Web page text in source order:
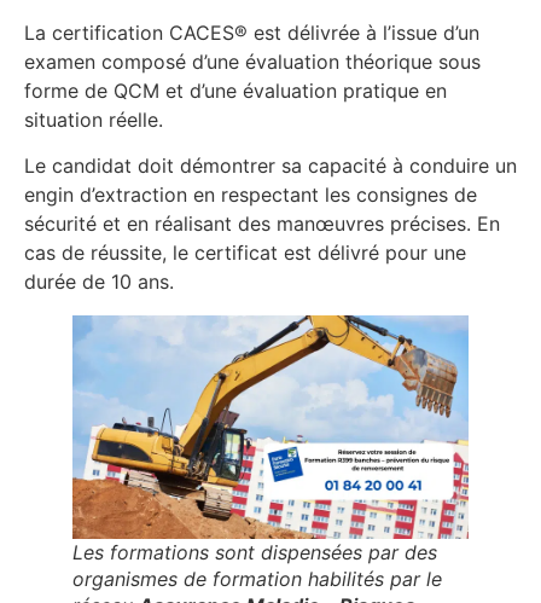
La certification CACES® est délivrée à l’issue d’un
examen composé d’une évaluation théorique sous
forme de QCM et d’une évaluation pratique en
situation réelle.
Le candidat doit démontrer sa capacité à conduire un
engin d’extraction en respectant les consignes de
sécurité et en réalisant des manœuvres précises. En
cas de réussite, le certificat est délivré pour une
durée de 10 ans.
Les formations sont dispensées par des
organismes de formation habilités par le